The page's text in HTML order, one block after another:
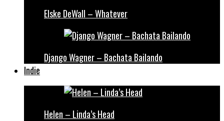
Elske DeWall – Whatever
Django Wagner – Bachata Bailando
Indie
Helen – Linda’s Head